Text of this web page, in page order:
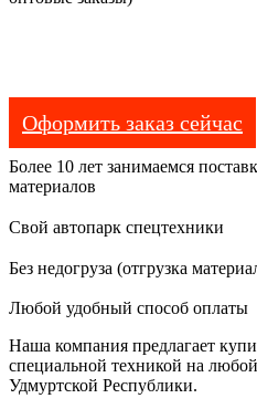
Оформить заказ сейчас
Более 10 лет занимаемся
материалов
Свой автопарк спецтехники
Без недогруза (отгрузка
Любой удобный способ оплаты
Наша компания предлагает
специальной техникой на
Удмуртской Республики.